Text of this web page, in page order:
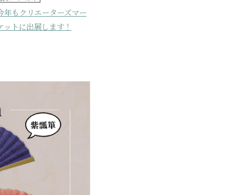
年もクリエーターズマー
ットに出展します！